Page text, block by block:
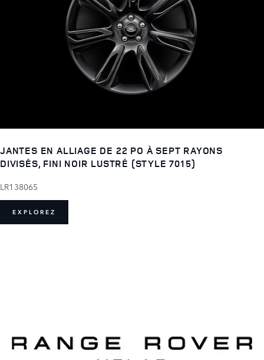
JANTES EN ALLIAGE DE 22 PO À SEPT RAYONS
DIVISÉS, FINI NOIR LUSTRÉ (STYLE 7015)
LR138065
EXPLOREZ